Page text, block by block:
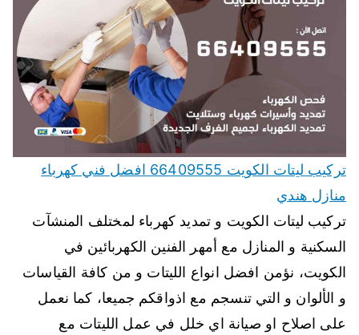
تركيب ليتات الكويت 66409555 افضل فني كهرباء
منازل هندي
تركيب ليتات الكويت و تمديد كهرباء لمختلف المنشآت
السكنية و المنازل مع أمهر الفنين الكهربائين في
الكويت، نؤمن افضل انواع الليتات و من كافة القياسات
و الألوان و التي تنسجم مع اذواقكم جميعا، كما نعمل
على اصلاح او صيانة اي خلل في عمل الليتات مع